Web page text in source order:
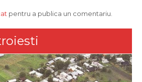
pentru a publica un comentariu.